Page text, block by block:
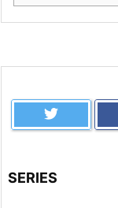
SERIES